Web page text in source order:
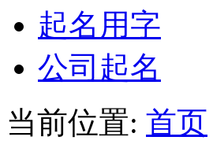
起名用字
公司起名
当前位置: 首页